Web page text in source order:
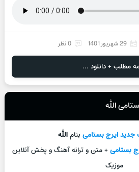
29 شهریور 1401 0 نظر
مطلب + دانلود ...
الله
جدیدایرج بستامیبنامالله
بستامی+ متن و ترانه آهنگ و پخش آنلاین
موزیک